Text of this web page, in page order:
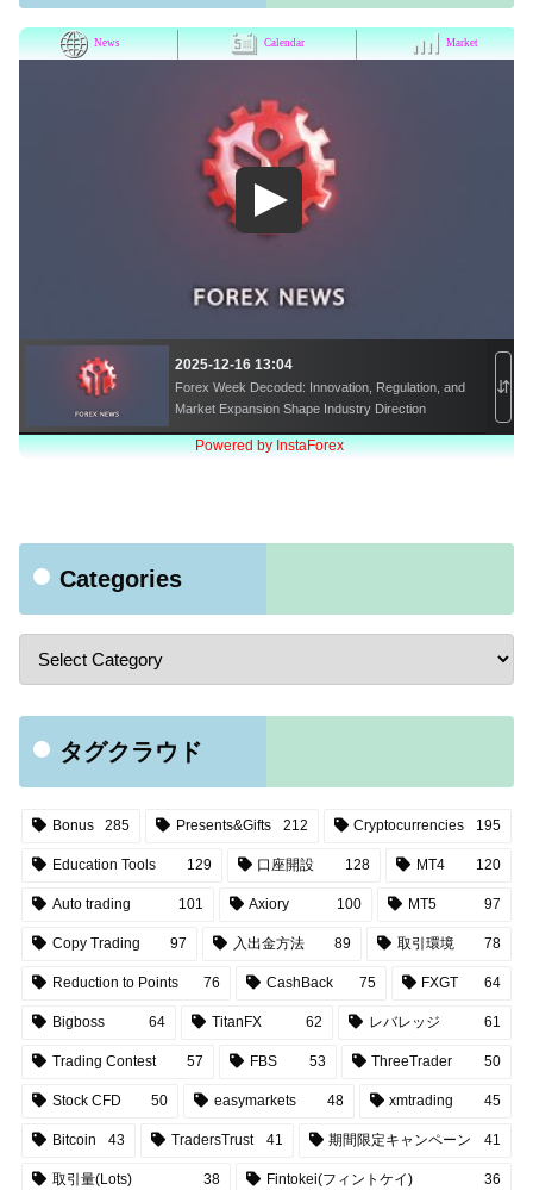
Categories
タグクラウド
Bonus 285 Presents&Gifts 212 Cryptocurrencies 195
Education Tools 129 口座開設 128 MT4 120
Auto trading 101 Axiory 100 MT5 97
Copy Trading 97 入出金方法 89 取引環境 78
Reduction to Points 76 CashBack 75 FXGT 64
Bigboss 64 TitanFX 62 レバレッジ 61
Trading Contest 57 FBS 53 ThreeTrader 50
Stock CFD 50 easymarkets 48 xmtrading 45
Bitcoin 43 TradersTrust 41 期間限定キャンペーン 41
取引量(Lots) 38 Fintokei(フィントケイ) 36